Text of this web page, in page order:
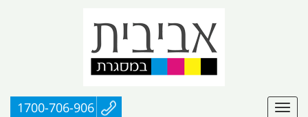
1700-706-906